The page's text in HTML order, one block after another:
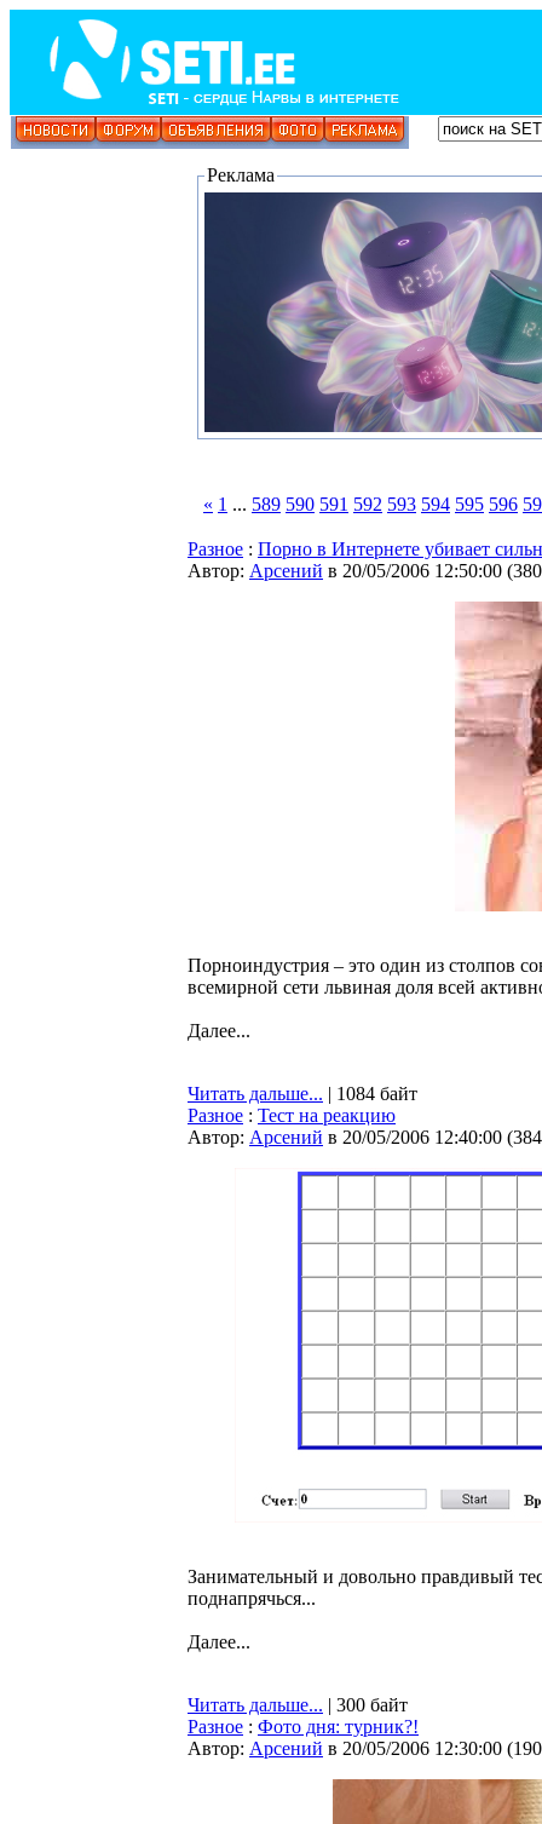
Реклама
« 1 ... 589 590 591 592 593 594 595 596
Разное : Порно в Интернете убивает
Автор: Арсений в 20/05/2006 12:50:00 (
Порноиндустрия – это один из столпов
всемирной сети львиная доля всей
Далее...
Читать дальше... | 1084 байт
Разное : Тест на реакцию
Автор: Арсений в 20/05/2006 12:40:00 (
Занимательный и довольно правдивый
поднапрячься...
Далее...
Читать дальше... | 300 байт
Разное : Фото дня: турник?!
Автор: Арсений в 20/05/2006 12:30:00 (